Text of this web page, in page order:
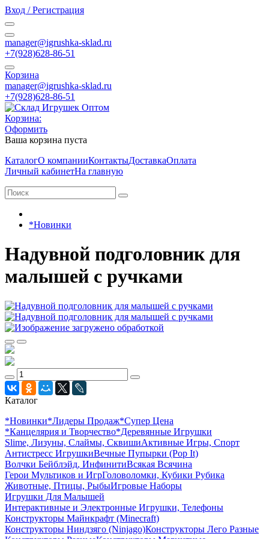
Вход / Регистрация
manager@igrushka-sklad.ru
+7(928)628-86-51
Корзина
manager@igrushka-sklad.ru
+7(928)628-86-51
Корзина:
Оформить
Ваша корзина пуста
КаталогО компанииКонтактыДоставкаОплата
Личный кабинетНа главную
*Новинки
Надувной подголовник для
малышей с ручками
Каталог
*Новинки*Лидеры Продаж*Супер Цена
*Канцелярия и Творчество*Деревянные Игрушки
Slime, Лизуны, Слаймы, СквишиАктивные Игры, Спорт
Антистресс ИгрушкиВечные Пупырки (Pop It)
Волчки Бейблэйд, ИнфинитиВсякая Всячина
Герои Мультиков и ИгрГоловоломки, Кубики Рубика
Животные, Птицы, РыбыИгровые Наборы
Игрушки Для Малышей
Интерактивные и Электронные Игрушки, Телефоны
Конструкторы Майнкрафт (Minecraft)
Конструкторы Ниндзяго (Ninjago)Конструкторы Лего Разные